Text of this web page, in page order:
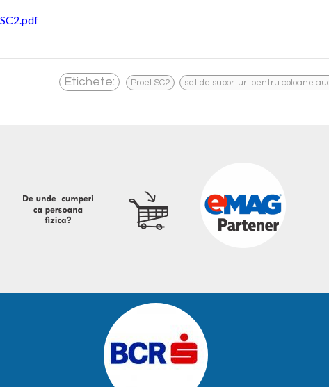
SC2.pdf
Etichete: Proel SC2 , set de suporturi pentru coloane